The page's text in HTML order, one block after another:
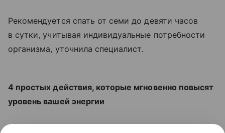
Рекомендуется спать от семи до девяти часов
в сутки, учитывая индивидуальные потребности
организма, уточнила специалист.
4 простых действия, которые мгновенно повысят
уровень вашей энергии
Читайте также:Ходите задом наперед: 5